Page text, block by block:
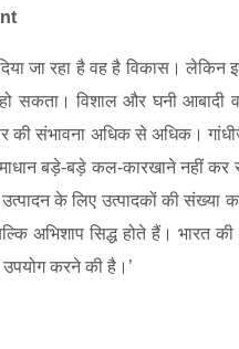
जा रहा है वह है विकास।
सकता। विशाल और घनी आबादी
की संभावना अधिक से अधिक।
बड़े-बड़े कल-कारखाने नहीं
के लिए उत्पादकों की संख्या
अभिशाप सिद्ध होते हैं। भारत
करने की है।’